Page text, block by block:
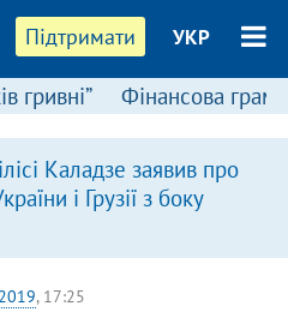
Підтримати УКР
гривні” Фінансова
Каладзе заявив про
і Грузії з боку
, 17:25